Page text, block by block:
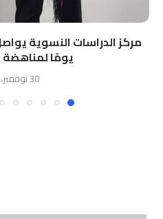
يومًا
30 نوفمبر، 2025